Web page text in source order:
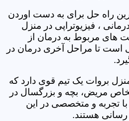
راه حل برای به دست اوردن
، فیزیوتراپی در منزل
های مربوط به درمان از
است تا مراحل آخری درمان در
بروات یک تیم قوی دارد که
مریض، بچه و بزرگسال در
با تجربه و متخصصی در این
هستند.